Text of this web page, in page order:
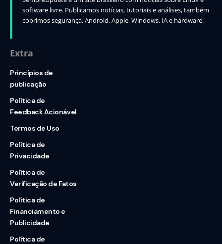
software livre. Publicamos notícias, tutoriais e análises, também
cobrimos segurança, Android, Apple, Windows, IA e hardware.
Extra
Princípios de
publicação
Política de
Feedback Acionável
Termos de Uso
Política de
Privacidade
Política de
Verificação de Fatos
Política de
Financiamento e
Publicidade
Política de